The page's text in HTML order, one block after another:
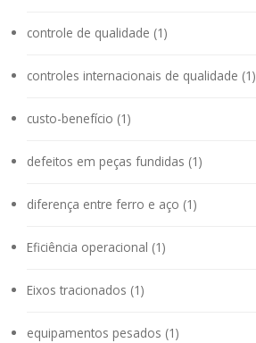
controle de qualidade (1)
controles internacionais de qualidade (1)
custo-benefício (1)
defeitos em peças fundidas (1)
diferença entre ferro e aço (1)
Eficiência operacional (1)
Eixos tracionados (1)
equipamentos pesados (1)